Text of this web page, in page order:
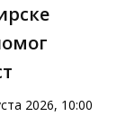
2026, 10:00